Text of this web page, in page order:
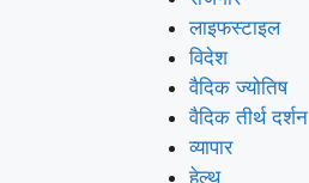
लाइफस्टाइल
विदेश
वैदिक ज्योतिष
वैदिक तीर्थ दर्शन
व्यापार
हेल्थ